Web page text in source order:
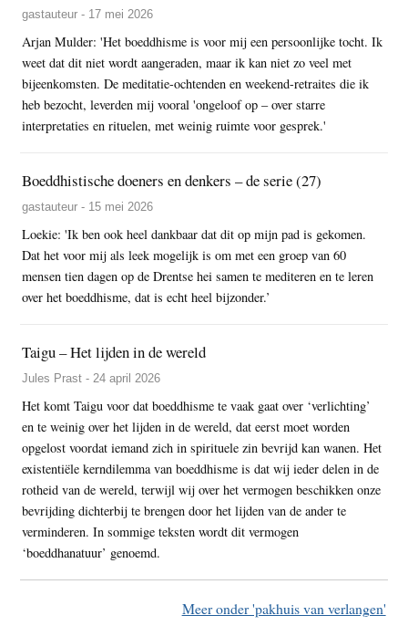
gastauteur - 17 mei 2026
Arjan Mulder: 'Het boeddhisme is voor mij een persoonlijke tocht. Ik
weet dat dit niet wordt aangeraden, maar ik kan niet zo veel met
bijeenkomsten. De meditatie-ochtenden en weekend-retraites die ik
heb bezocht, leverden mij vooral 'ongeloof op – over starre
interpretaties en rituelen, met weinig ruimte voor gesprek.'
Boeddhistische doeners en denkers – de serie (27)
gastauteur - 15 mei 2026
Loekie: 'Ik ben ook heel dankbaar dat dit op mijn pad is gekomen.
Dat het voor mij als leek mogelijk is om met een groep van 60
mensen tien dagen op de Drentse hei samen te mediteren en te leren
over het boeddhisme, dat is echt heel bijzonder.’
Taigu – Het lijden in de wereld
Jules Prast - 24 april 2026
Het komt Taigu voor dat boeddhisme te vaak gaat over ‘verlichting’
en te weinig over het lijden in de wereld, dat eerst moet worden
opgelost voordat iemand zich in spirituele zin bevrijd kan wanen. Het
existentiële kerndilemma van boeddhisme is dat wij ieder delen in de
rotheid van de wereld, terwijl wij over het vermogen beschikken onze
bevrijding dichterbij te brengen door het lijden van de ander te
verminderen. In sommige teksten wordt dit vermogen
‘boeddhanatuur’ genoemd.
Meer onder 'pakhuis van verlangen'